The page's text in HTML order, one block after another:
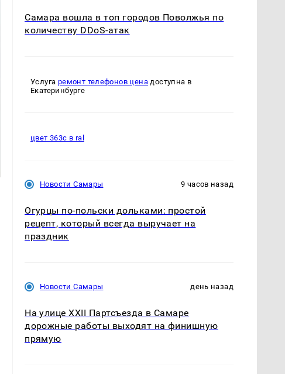
Самара вошла в топ городов Поволжья по
количеству DDoS-атак
Услуга ремонт телефонов ценадоступна в
Екатеринбурге
цвет 363с в ral
Новости Самары 9 часов назад
Огурцы по‑польски дольками: простой
рецепт, который всегда выручает на
праздник
Новости Самары день назад
На улице XXII Партсъезда в Самаре
дорожные работы выходят на финишную
прямую